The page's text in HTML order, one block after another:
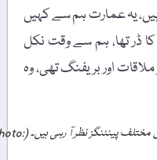
یہ عمارت ہم سے کہیں
ڈر تھا، ہم سے وقت نکل
اور بریفنگ تھی، وہ
یو ایس کیپٹول کے اندر کا منظر جہاں مختلف پینٹنگز نظر آ رہی ہیں۔ (Photo: